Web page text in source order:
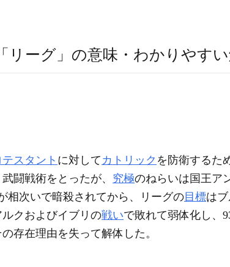
リーグ」の意味・わかりやす
スタント に対して カトリック を防衛するた
闘戦術をとったが、 究極のねらいは国王ア
相次いで暗殺されてから、リーグの目標は
クおよびイブリの戦いで敗れて弱体化し、
存在理由を失って解体した。